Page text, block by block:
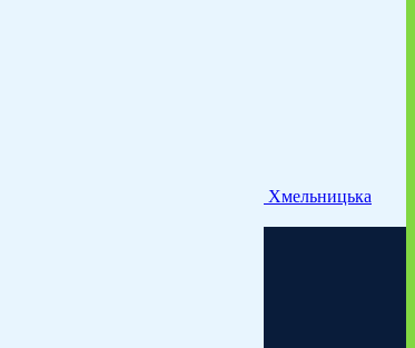
Хмельницька